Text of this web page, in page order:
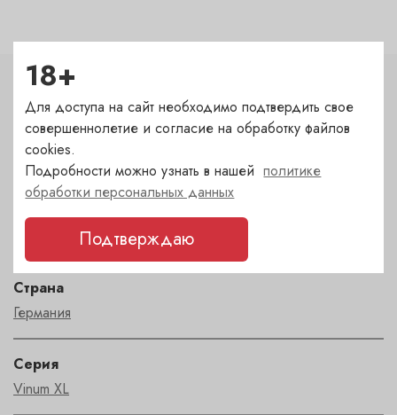
Характеристики
Тип
Набор фужеров 2 шт
Страна
Германия
Серия
Vinum XL
18+
Для доступа на сайт необходимо подтвердить свое
совершеннолетие и согласие на обработку файлов
cookies.
Подробности можно узнать в нашейполитике
обработки персональных данных
Подтверждаю